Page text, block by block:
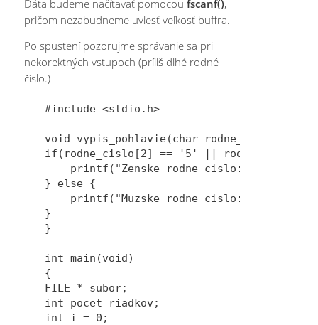
Dáta budeme načítavať pomocoufscanf(),
pričom nezabudneme uviesť veľkosť buffra.
Po spustení pozorujme správanie sa pri
nekorektných vstupoch (príliš dlhé rodné
číslo.)
#include <stdio.h>
void vypis_pohlavie(char rodne_cislo[]) {
if(rodne_cislo[2] == '5' ||
printf("Zenske rodne cislo: %s\n",
} else {
printf("Muzske rodne cislo: %s\n",
}
}
int main(void)
{
FILE * subor;
int pocet_riadkov;
int i = 0;